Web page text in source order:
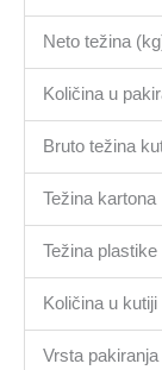
Neto težina
Količina u
Bruto težina
Težina kartona
Težina plastike
Količina u kutiji
Vrsta pakiranja